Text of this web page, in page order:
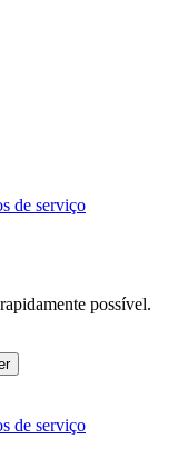
de serviço
possível.
de serviço